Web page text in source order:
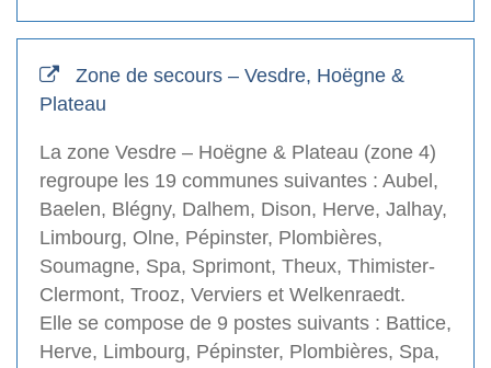
Zone de secours – Vesdre, Hoëgne &
Plateau
La zone Vesdre – Hoëgne & Plateau (zone 4)
regroupe les 19 communes suivantes : Aubel,
Baelen, Blégny, Dalhem, Dison, Herve, Jalhay,
Limbourg, Olne, Pépinster, Plombières,
Soumagne, Spa, Sprimont, Theux, Thimister-
Clermont, Trooz, Verviers et Welkenraedt.
Elle se compose de 9 postes suivants : Battice,
Herve, Limbourg, Pépinster, Plombières, Spa,